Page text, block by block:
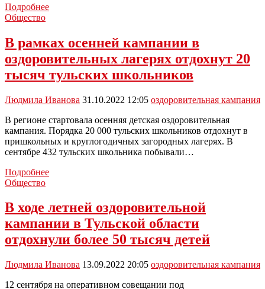
ПодробнееБолее
из
Тульской
оздоровились
летом
Общество
В рамках осенней кампании в
оздоровительных лагерях отдохнут 20
тысяч тульских школьников
Людмила Иванова 31.10.2022 12:05 оздоровительная кампания
В регионе стартовала осенняя детская оздоровительная
кампания. Порядка 20 000 тульских школьников отдохнут в
пришкольных и круглогодичных загородных лагерях. В
сентябре 432 тульских школьника побывали…
ПодробнееВ
кампании
в
оздоровительных
лагерях
отдохнут
тысяч
Общество
В ходе летней оздоровительной
кампании в Тульской области
отдохнули более 50 тысяч детей
Людмила Иванова 13.09.2022 20:05 оздоровительная кампания
12 сентября на оперативном совещании под